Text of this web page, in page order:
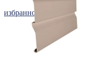
избранное